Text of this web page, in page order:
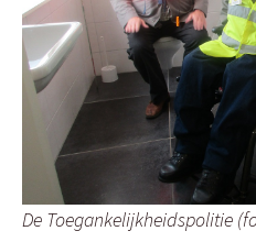
De Toegankelijkheidspolitie